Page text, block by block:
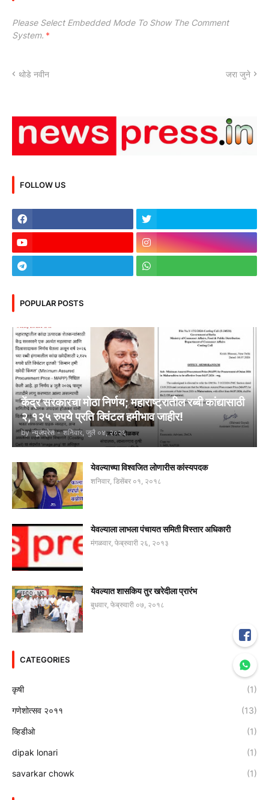
Please Select Embedded Mode To Show The Comment
System. *
थोडे नवीन जरा जुने
FOLLOW US
POPULAR POSTS
केंद्र सरकारचा मोठा निर्णय; महाराष्ट्रातील रब्बी कांद्यासाठी
२,१२५ रुपये प्रति क्विंटल हमीभाव जाहीर!
by न्यूजप्रेस - शनिवार, जुलै ०४, २०२६
येवल्याच्या विश्वजित लोणारीस कांस्यपदक
शनिवार, डिसेंबर ०१, २०१८
येवल्याला लाभला पंचायत समिती विस्तार अधिकारी
मंगळवार, फेब्रुवारी २६, २०१३
येवल्यात शासकिय तुर खरेदीला प्रारंभ
बुधवार, फेब्रुवारी ०७, २०१८
CATEGORIES
कृषी (1)
गणेशोत्सव २०११ (13)
व्हिडीओ (1)
dipak lonari (1)
savarkar chowk (1)